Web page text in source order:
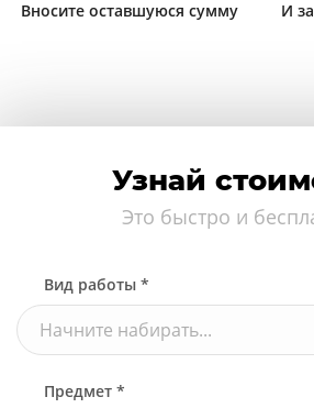
Вносите оставшуюся сумму
И
Узнай
Это быстро и
Вид работы *
Начните набирать...
Предмет *